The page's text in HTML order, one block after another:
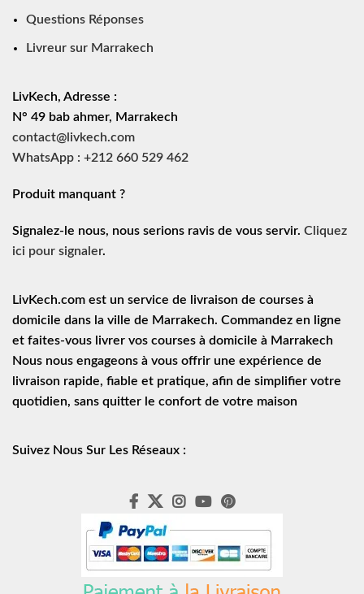
Questions Réponses
Livreur sur Marrakech
LivKech, Adresse :
N° 49 bab ahmer, Marrakech
contact@livkech.com
WhatsApp : +212 660 529 462
Produit manquant ?
Signalez-le nous, nous serions ravis de vous servir. Cliquez
ici pour signaler.
LivKech.com est un service de
livraison de courses à
domicile dans la ville de Marrakech. Commandez en ligne
et faites-vous livrer vos courses à domicile à Marrakech
Nous nous engageons à vous offrir une expérience de
livraison rapide, fiable et pratique, afin de simplifier votre
quotidien, sans quitter le confort de votre maison
Suivez Nous Sur Les Réseaux :